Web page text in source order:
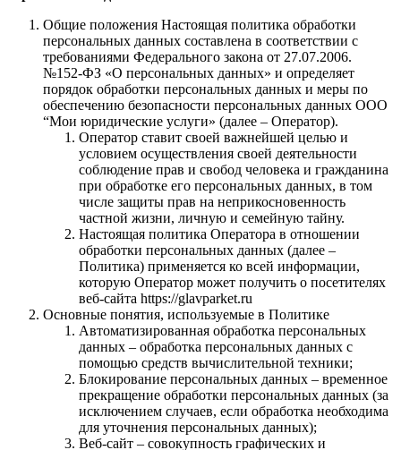
Общие положения Настоящая политика обработки
персональных данных составлена в соответствии с
требованиями Федерального закона от 27.07.2006.
№152-ФЗ «О персональных данных» и определяет
порядок обработки персональных данных и меры по
обеспечению безопасности персональных данных ООО
“Мои юридические услуги» (далее – Оператор).
Оператор ставит своей важнейшей целью и
условием осуществления своей деятельности
соблюдение прав и свобод человека и гражданина
при обработке его персональных данных, в том
числе защиты прав на неприкосновенность
частной жизни, личную и семейную тайну.
Настоящая политика Оператора в отношении
обработки персональных данных (далее –
Политика) применяется ко всей информации,
которую Оператор может получить о посетителях
веб-сайта https://glavparket.ru
Основные понятия, используемые в Политике
Автоматизированная обработка персональных
данных – обработка персональных данных с
помощью средств вычислительной техники;
Блокирование персональных данных – временное
прекращение обработки персональных данных (за
исключением случаев, если обработка необходима
для уточнения персональных данных);
Веб-сайт – совокупность графических и